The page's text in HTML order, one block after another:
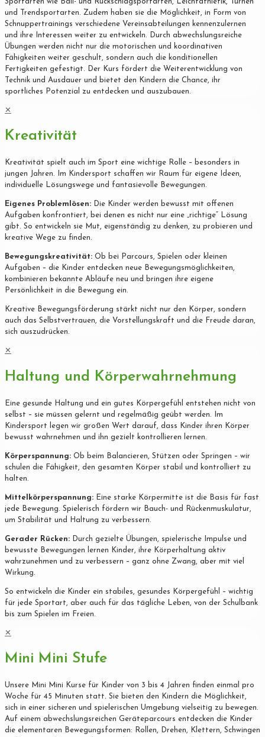
und Trendsportarten. Zudem haben sie die Möglichkeit, in Form von
Schnuppertrainings verschiedene Vereinsabteilungen kennenzulernen
und ihre Interessen weiter zu entwickeln. Durch abwechslungsreiche
Übungen werden nicht nur die motorischen und koordinativen
Fähigkeiten weiter geschult, sondern auch die konditionellen
Fertigkeiten gefestigt. Der Kurs fördert die Weiterentwicklung von
Technik und Ausdauer und bietet den Kindern die Chance, ihr
sportliches Potenzial zu entdecken und auszubauen.
✕
Kreativität
Kreativität spielt auch im Sport eine wichtige Rolle – besonders in
jungen Jahren. Im Kindersport schaffen wir Raum für eigene Ideen,
individuelle Lösungswege und fantasievolle Bewegungen.
Eigenes Problemlösen: Die Kinder werden bewusst mit offenen
Aufgaben konfrontiert, bei denen es nicht nur eine „richtige“ Lösung
gibt. So entwickeln sie Mut, eigenständig zu denken, zu probieren und
kreative Wege zu finden.
Bewegungskreativität: Ob bei Parcours, Spielen oder kleinen
Aufgaben – die Kinder entdecken neue Bewegungsmöglichkeiten,
kombinieren bekannte Abläufe neu und bringen ihre eigene
Persönlichkeit in die Bewegung ein.
Kreative Bewegungsförderung stärkt nicht nur den Körper, sondern
auch das Selbstvertrauen, die Vorstellungskraft und die Freude daran,
sich auszudrücken.
✕
Haltung und Körperwahrnehmung
Eine gesunde Haltung und ein gutes Körpergefühl entstehen nicht von
selbst – sie müssen gelernt und regelmäßig geübt werden. Im
Kindersport legen wir großen Wert darauf, dass Kinder ihren Körper
bewusst wahrnehmen und ihn gezielt kontrollieren lernen.
Körperspannung: Ob beim Balancieren, Stützen oder Springen – wir
schulen die Fähigkeit, den gesamten Körper stabil und kontrolliert zu
halten.
Mittelkörperspannung: Eine starke Körpermitte ist die Basis für fast
jede Bewegung. Spielerisch fördern wir Bauch- und Rückenmuskulatur,
um Stabilität und Haltung zu verbessern.
Gerader Rücken: Durch gezielte Übungen, spielerische Impulse und
bewusste Bewegungen lernen Kinder, ihre Körperhaltung aktiv
wahrzunehmen und zu verbessern – ganz ohne Zwang, aber mit viel
Wirkung.
So entwickeln die Kinder ein stabiles, gesundes Körpergefühl – wichtig
für jede Sportart, aber auch für das tägliche Leben, von der Schulbank
bis zum Spielen im Freien.
✕
Mini Mini Stufe
Unsere Mini Mini Kurse für Kinder von 3 bis 4 Jahren finden einmal pro
Woche für 45 Minuten statt. Sie bieten den Kindern die Möglichkeit,
sich in einer sicheren und spielerischen Umgebung vielseitig zu bewegen.
Auf einem abwechslungsreichen Geräteparcours entdecken die Kinder
die elementaren Bewegungsformen: Rollen, Drehen, Klettern, Schwingen